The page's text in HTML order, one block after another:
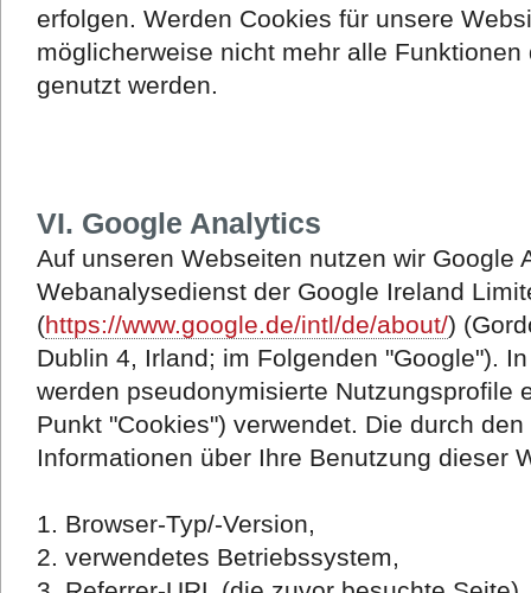
erfolgen. Werden Cookies für unsere
möglicherweise nicht mehr alle
genutzt werden.
VI. Google Analytics
Auf unseren Webseiten nutzen wir Google
Webanalysedienst der Google Ireland
(https://www.google.de/intl/de/about/)
Dublin 4, Irland; im Folgenden "Google").
werden pseudonymisierte Nutzungsprofile
Punkt "Cookies") verwendet. Die durch
Informationen über Ihre Benutzung dieser
1. Browser-Typ/-Version,
2. verwendetes Betriebssystem,